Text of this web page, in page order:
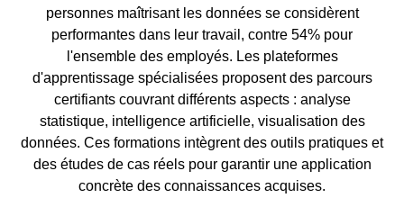
personnes maîtrisant les données se considèrent
performantes dans leur travail, contre 54% pour
l'ensemble des employés. Les plateformes
d'apprentissage spécialisées proposent des parcours
certifiants couvrant différents aspects : analyse
statistique, intelligence artificielle, visualisation des
données. Ces formations intègrent des outils pratiques et
des études de cas réels pour garantir une application
concrète des connaissances acquises.